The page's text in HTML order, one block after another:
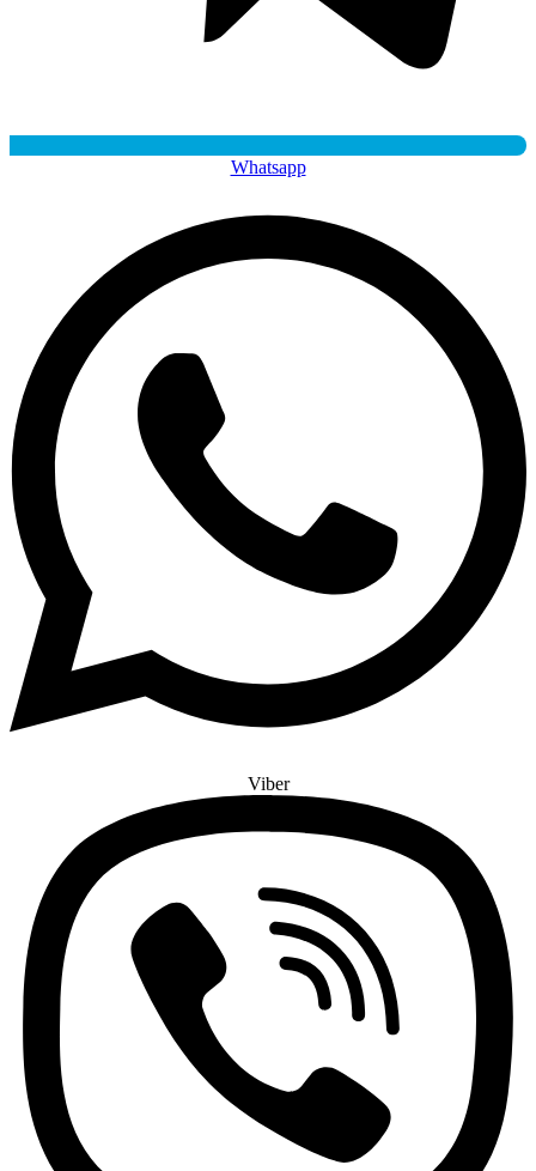
Whatsapp
Viber